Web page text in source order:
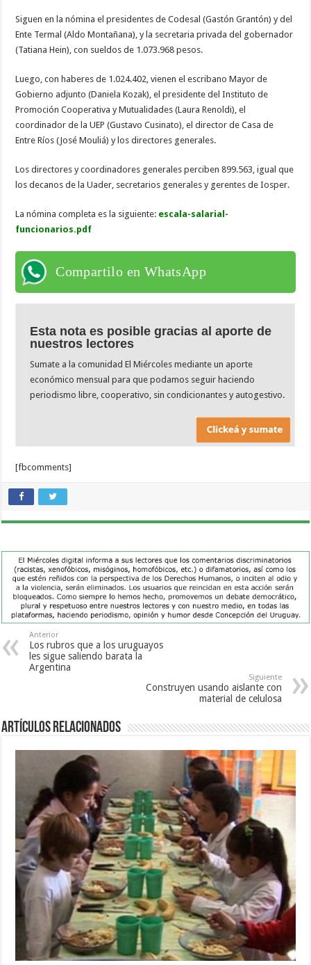
Siguen en la nómina el presidentes de Codesal (Gastón Grantón) y del
Ente Termal (Aldo Montañana), y la secretaria privada del gobernador
(Tatiana Hein), con sueldos de 1.073.968 pesos.
Luego, con haberes de 1.024.402, vienen el escribano Mayor de
Gobierno adjunto (Daniela Kozak), el presidente del Instituto de
Promoción Cooperativa y Mutualidades (Laura Renoldi), el
coordinador de la UEP (Gustavo Cusinato), el director de Casa de
Entre Ríos (José Mouliá) y los directores generales.
Los directores y coordinadores generales perciben 899.563, igual que
los decanos de la Uader, secretarios generales y gerentes de Iosper.
La nómina completa es la siguiente: escala-salarial-
funcionarios.pdf
Compartilo en WhatsApp
Esta nota es posible gracias al aporte de
nuestros lectores
Sumate a la comunidad El Miércoles mediante un aporte
económico mensual para que podamos seguir haciendo
periodismo libre, cooperativo, sin condicionantes y autogestivo.
[fbcomments]
Anterior
Los rubros que a los uruguayos
les sigue saliendo barata la
Argentina
Siguiente
Construyen usando aislante con
material de celulosa
Artículos Relacionados